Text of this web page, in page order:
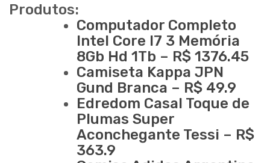
Produtos:
Computador Completo
Intel Core I7 3 Memória
8Gb Hd 1Tb – R$ 1376.45
Camiseta Kappa JPN
Gund Branca – R$ 49.9
Edredom Casal Toque de
Plumas Super
Aconchegante Tessi – R$
363.9